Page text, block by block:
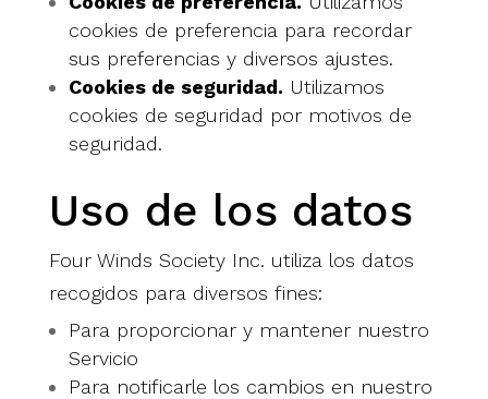
cookies de preferencia para recordar
sus preferencias y diversos ajustes.
Cookies de seguridad. Utilizamos
cookies de seguridad por motivos de
seguridad.
Uso de los datos
Four Winds Society Inc. utiliza los datos
recogidos para diversos fines:
Para proporcionar y mantener nuestro
Servicio
Para notificarle los cambios en nuestro